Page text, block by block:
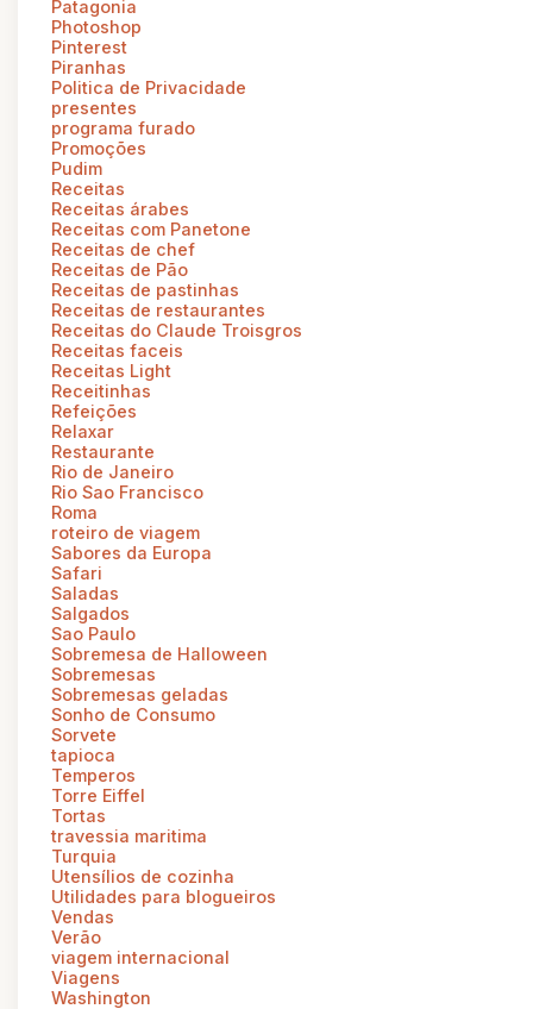
Patagonia
Photoshop
Pinterest
Piranhas
Politica de Privacidade
presentes
programa furado
Promoções
Pudim
Receitas
Receitas árabes
Receitas com Panetone
Receitas de chef
Receitas de Pão
Receitas de pastinhas
Receitas de restaurantes
Receitas do Claude Troisgros
Receitas faceis
Receitas Light
Receitinhas
Refeições
Relaxar
Restaurante
Rio de Janeiro
Rio Sao Francisco
Roma
roteiro de viagem
Sabores da Europa
Safari
Saladas
Salgados
Sao Paulo
Sobremesa de Halloween
Sobremesas
Sobremesas geladas
Sonho de Consumo
Sorvete
tapioca
Temperos
Torre Eiffel
Tortas
travessia maritima
Turquia
Utensílios de cozinha
Utilidades para blogueiros
Vendas
Verão
viagem internacional
Viagens
Washington